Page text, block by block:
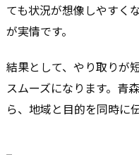
ても状況が想像しやすく
が実情です。
結果として、やり取りが
スムーズになります。青
ら、地域と目的を同時に